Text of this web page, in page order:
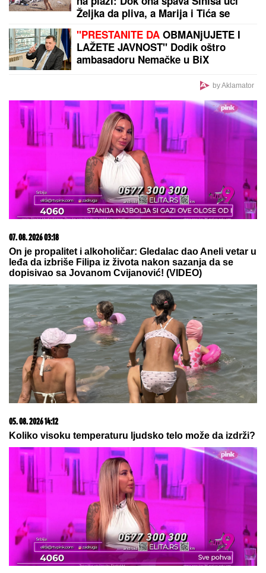
Željka da pliva, a Marija i Tića se
"PRESTANITE DA OBMANjUJETE I
LAŽETE JAVNOST" Dodik oštro
ambasadoru Nemačke u BiX
by Aklamator
07. 08. 2026 03:18
On je propalitet i alkoholičar: Gledalac dao Aneli vetar u
leđa da izbriše Filipa iz života nakon sazanja da se
dopisivao sa Jovanom Cvijanović! (VIDEO)
05. 08. 2026 14:12
Koliko visoku temperaturu ljudsko telo može da izdrži?